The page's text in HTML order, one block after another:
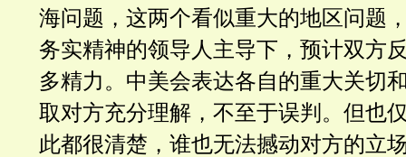
海问题，这两个看似重大的地区问题
务实精神的领导人主导下，预计双方
多精力。中美会表达各自的重大关切
取对方充分理解，不至于误判。但也
此都很清楚，谁也无法撼动对方的立